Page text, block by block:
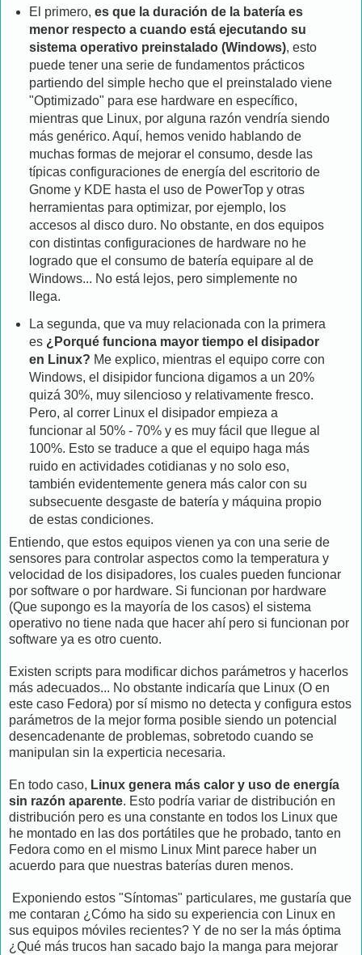
El primero, es que la duración de la batería es
menor respecto a cuando está ejecutando su
sistema operativo preinstalado (Windows), esto
puede tener una serie de fundamentos prácticos
partiendo del simple hecho que el preinstalado viene
"Optimizado" para ese hardware en específico,
mientras que Linux, por alguna razón vendría siendo
más genérico. Aquí, hemos venido hablando de
muchas formas de mejorar el consumo, desde las
típicas configuraciones de energía del escritorio de
Gnome y KDE hasta el uso de PowerTop y otras
herramientas para optimizar, por ejemplo, los
accesos al disco duro. No obstante, en dos equipos
con distintas configuraciones de hardware no he
logrado que el consumo de batería equipare al de
Windows... No está lejos, pero simplemente no
llega.
La segunda, que va muy relacionada con la primera
es ¿Porqué funciona mayor tiempo el disipador
en Linux? Me explico, mientras el equipo corre con
Windows, el disipidor funciona digamos a un 20%
quizá 30%, muy silencioso y relativamente fresco.
Pero, al correr Linux el disipador empieza a
funcionar al 50% - 70% y es muy fácil que llegue al
100%. Esto se traduce a que el equipo haga más
ruido en actividades cotidianas y no solo eso,
también evidentemente genera más calor con su
subsecuente desgaste de batería y máquina propio
de estas condiciones.
Entiendo, que estos equipos vienen ya con una serie de
sensores para controlar aspectos como la temperatura y
velocidad de los disipadores, los cuales pueden funcionar
por software o por hardware. Si funcionan por hardware
(Que supongo es la mayoría de los casos) el sistema
operativo no tiene nada que hacer ahí pero si funcionan por
software ya es otro cuento.
Existen scripts para modificar dichos parámetros y hacerlos
más adecuados... No obstante indicaría que Linux (O en
este caso Fedora) por sí mismo no detecta y configura estos
parámetros de la mejor forma posible siendo un potencial
desencadenante de problemas, sobretodo cuando se
manipulan sin la experticia necesaria.
En todo caso, Linux genera más calor y uso de energía
sin razón aparente. Esto podría variar de distribución en
distribución pero es una constante en todos los Linux que
he montado en las dos portátiles que he probado, tanto en
Fedora como en el mismo Linux Mint parece haber un
acuerdo para que nuestras baterías duren menos.
Exponiendo estos "Síntomas" particulares, me gustaría que
me contaran ¿Cómo ha sido su experiencia con Linux en
sus equipos móviles recientes? Y de no ser la más óptima
¿Qué más trucos han sacado bajo la manga para mejorar